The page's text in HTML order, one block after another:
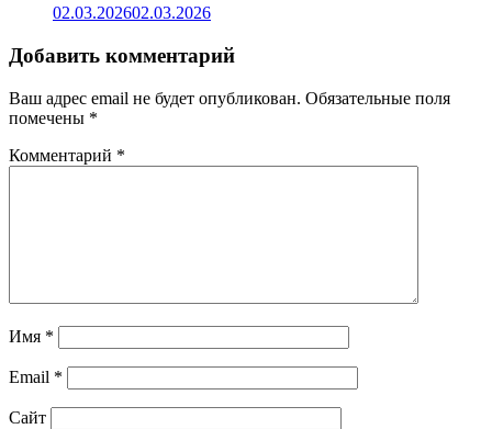
02.03.202602.03.2026
Добавить комментарий
Ваш адрес email не будет опубликован. Обязательные поля
помечены *
Комментарий *
Имя *
Email *
Сайт